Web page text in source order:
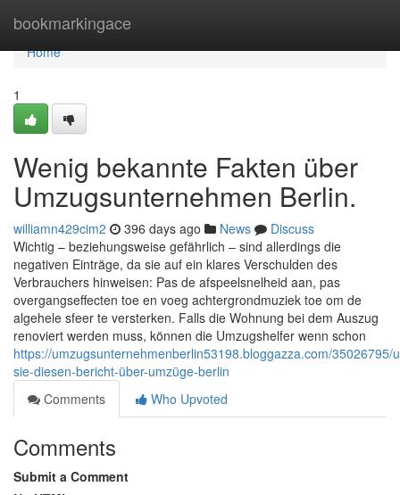
bookmarkingace
Home
Home
1
Wenig bekannte Fakten über
Umzugsunternehmen Berlin.
williamn429cim2 396 days ago News
Discuss
Wichtig – beziehungsweise gefährlich – sind allerdings die
negativen Einträge, da sie auf ein klares Verschulden des
Verbrauchers hinweisen: Pas de afspeelsnelheid aan, pas
overgangseffecten toe en voeg achtergrondmuziek toe om de
algehele sfeer te versterken. Falls die Wohnung bei dem Auszug
renoviert werden muss, können die Umzugshelfer wenn schon
https://umzugsunternehmenberlin53198.bloggazza.com/35026795/
sie-diesen-bericht-über-umzüge-berlin
Comments
Who Upvoted
Comments
Submit a Comment